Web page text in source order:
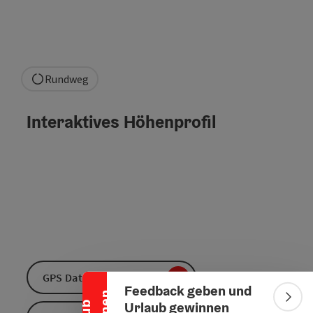
Banner einklappen
Feedback geben und
Urlaub gewinnen
Rundweg
Interaktives Höhenprofil
GPS Daten downloaden